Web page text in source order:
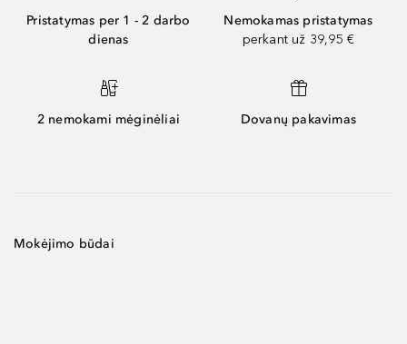
Pristatymas per 1 - 2 darbo
dienas
Nemokamas pristatymas
perkant už 39,95 €
2 nemokami mėginėliai Dovanų pakavimas
Mokėjimo būdai